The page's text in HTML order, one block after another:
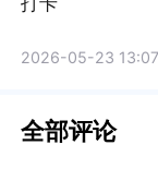
2026-05-23
全部评论